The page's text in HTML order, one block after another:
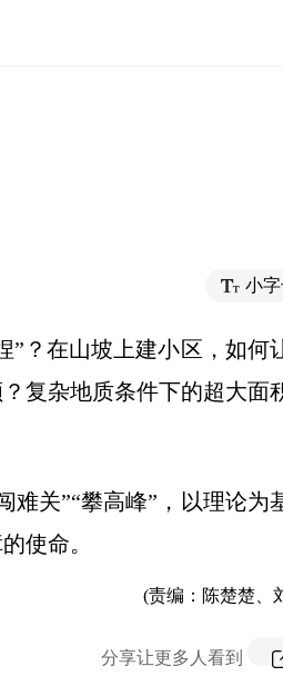
小
”？在山坡上建小区，如何
复杂地质条件下的超大面
关”“攀高峰”，以理论为
使命。
(责编：陈楚楚、
分享让更多人看到